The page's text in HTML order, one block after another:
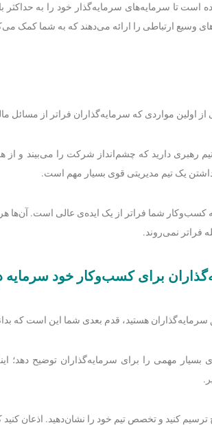
است تا سرمایه‌های سرمایه‌گذار خود را به حداکثر
وسیع ارتباطی را ارائه می‌دهند که به شما کمک
اولین مواردی که سرمایه‌گذاران فراتر از مسائل
تیم رهبری دارید که چشم‌انداز شرکت را می‌بیند و
یک تیم مدیریتی قوی بسیار مهم است.
کسب‌وکار شما فراتر از یک ایده‌ی عالی است. آن‌ها
فراتر نمی‌روند.
برای کسب‌وکار خود سرمایه
هستید، قدم بعدی شما این است که
مهمی را برای سرمایه‌گذاران توضیح دهد؛
کنید و تخصص تیم خود را نشان‌دهید. اذعان